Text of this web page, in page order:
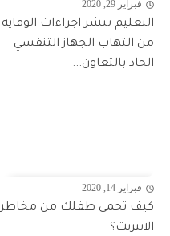
فبراير 29, 2020
التعليم تنشر اجراءات الوقاية
من التهاب الجهاز التنفسي
الحاد بالتعاون...
فبراير 14, 2020
كيف تحمي طفلك من مخاطر
الانترنت؟